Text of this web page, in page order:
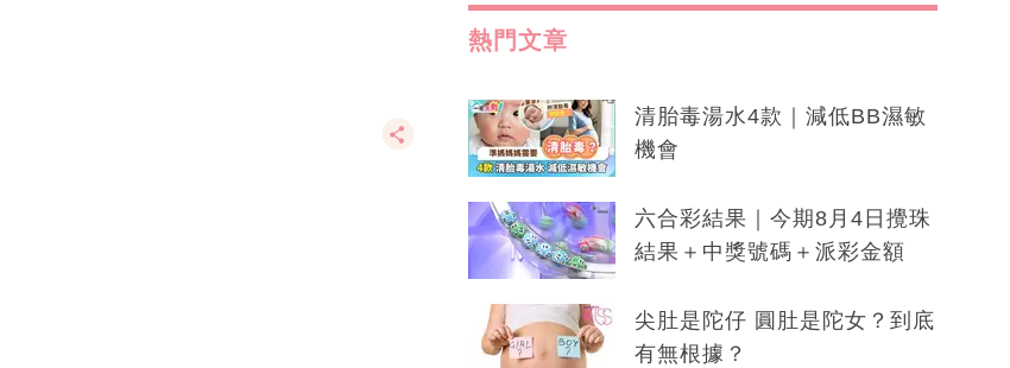
熱門文章
清胎毒湯水4款｜減低BB濕敏
機會
六合彩結果｜今期8月4日攪珠
結果＋中獎號碼＋派彩金額
尖肚是陀仔 圓肚是陀女？到底
有無根據？